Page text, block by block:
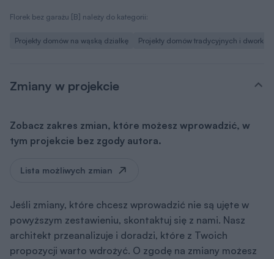
Florek bez garażu [B] należy do kategorii:
Projekty domów na wąską działkę Projekty domów tradycyjnych i dworków
Zmiany w projekcie
Zobacz zakres zmian, które możesz wprowadzić, w
tym projekcie bez zgody autora.
Lista możliwych zmian
Jeśli zmiany, które chcesz wprowadzić nie są ujęte w
powyższym zestawieniu, skontaktuj się z nami. Nasz
architekt przeanalizuje i doradzi, które z Twoich
propozycji warto wdrożyć. O zgodę na zmiany możesz